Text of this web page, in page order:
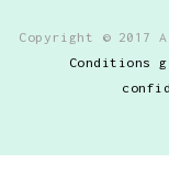
Copyright © 2017
Conditions